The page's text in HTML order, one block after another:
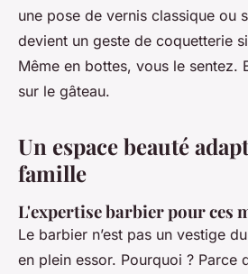
une pose de vernis classique ou
devient un geste de coquetterie
Même en bottes, vous le sentez.
sur le gâteau.
Un espace beauté
famille
L'expertise barbier pour ces
Le barbier n’est pas un vestige
en plein essor. Pourquoi ? Parce